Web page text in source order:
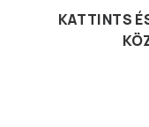
KATTINTS